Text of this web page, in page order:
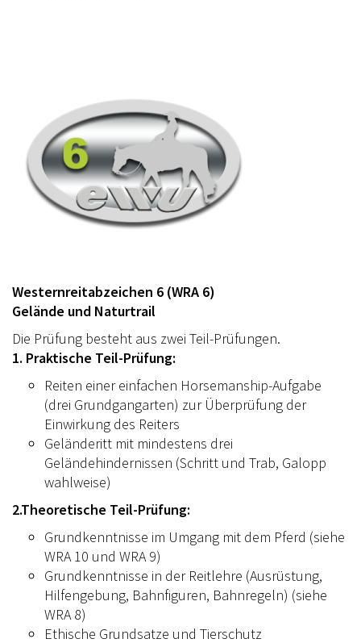
Westernreitabzeichen 6 (WRA 6)
Gelände und Naturtrail
Die Prüfung besteht aus zwei Teil-Prüfungen.
1. Praktische Teil-Prüfung:
Reiten einer einfachen Horsemanship-Aufgabe
(drei Grundgangarten) zur Überprüfung der
Einwirkung des Reiters
Geländeritt mit mindestens drei
Geländehindernissen (Schritt und Trab, Galopp
wahlweise)
2.Theoretische Teil-Prüfung:
Grundkenntnisse im Umgang mit dem Pferd (siehe
WRA 10 und WRA 9)
Grundkenntnisse in der Reitlehre (Ausrüstung,
Hilfengebung, Bahnfiguren, Bahnregeln) (siehe
WRA 8)
Ethische Grundsatze und Tierschutz